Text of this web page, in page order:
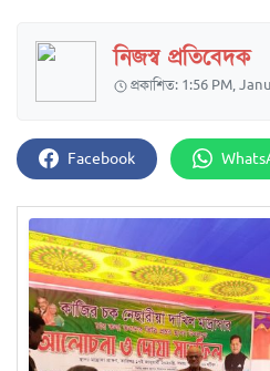
নিজস্ব প্রতিবেদক
প্রকাশিত: 1:56 PM,
Facebook